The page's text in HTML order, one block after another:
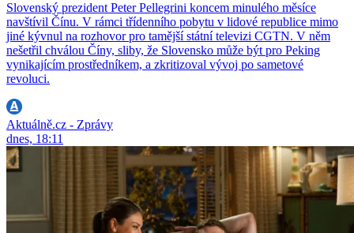
Slovenský prezident Peter Pellegrini koncem minulého měsíce
navštívil Čínu. V rámci třídenního pobytu v lidové republice mimo
jiné kývnul na rozhovor pro tamější státní televizi CGTN. V něm
nešetřil chválou Číny, sliby, že Slovensko může být pro Peking
vynikajícím prostředníkem, a zkritizoval vývoj po sametové
revoluci.
Aktuálně.cz - Zprávy
dnes, 18:11